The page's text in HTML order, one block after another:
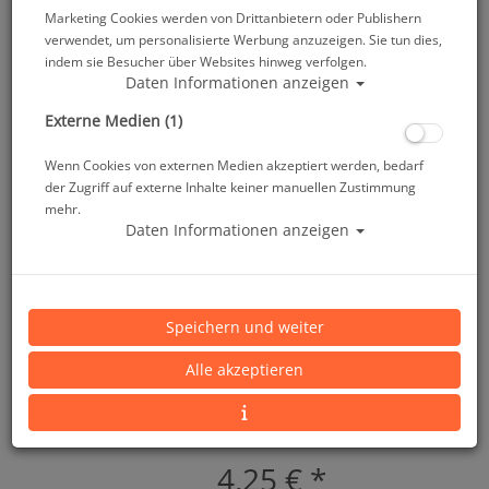
M&M Karabiner mit Öse - 60mm
Artikelnr.: mum-33102
4,25 € *
Marketing Cookies werden von Drittanbietern oder Publishern
verwendet, um personalisierte Werbung anzuzeigen. Sie tun dies,
indem sie Besucher über Websites hinweg verfolgen.
Daten Informationen anzeigen
Externe Medien (1)
Wenn Cookies von externen Medien akzeptiert werden, bedarf
der Zugriff auf externe Inhalte keiner manuellen Zustimmung
mehr.
Daten Informationen anzeigen
Speichern und weiter
Alle akzeptieren